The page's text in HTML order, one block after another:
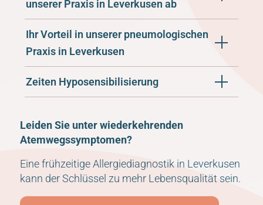
unserer Praxis in Leverkusen ab
Ihr Vorteil in unserer pneumologischen
Praxis in Leverkusen
Zeiten Hyposensibilisierung
Leiden Sie unter wiederkehrenden
Atemwegssymptomen?
Eine frühzeitige Allergiediagnostik in Leverkusen
kann der Schlüssel zu mehr Lebensqualität sein.